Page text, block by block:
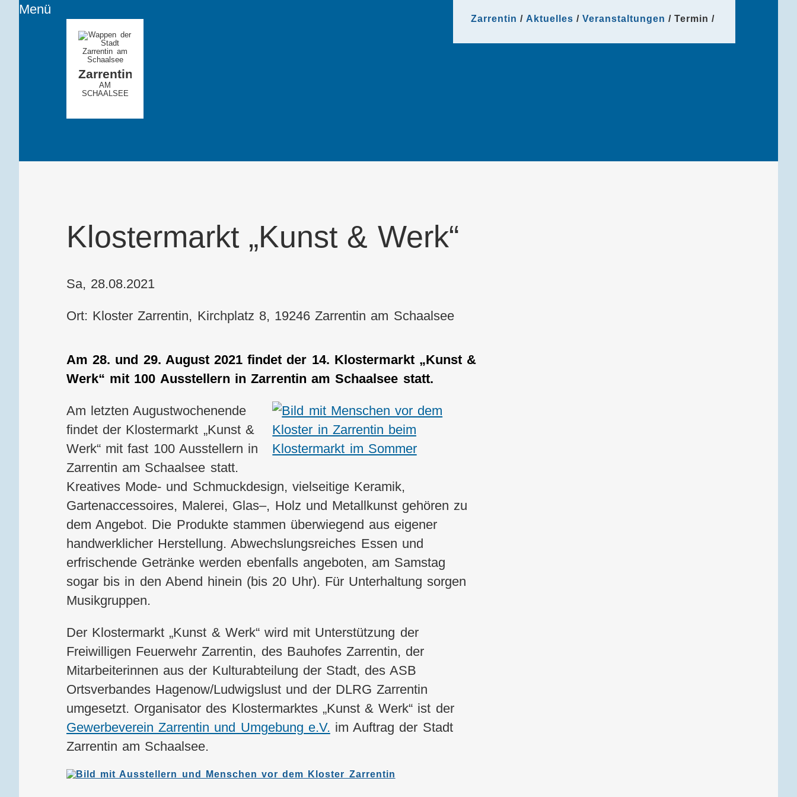
Menü
Zarrentin
AM
SCHAALSEE
Zarrentin Aktuelles Veranstaltungen Termin
Klostermarkt „Kunst & Werk“
Sa, 28.08.2021
Ort: Kloster Zarrentin, Kirchplatz 8, 19246 Zarrentin am Schaalsee
Am 28. und 29. August 2021 findet der 14. Klostermarkt „Kunst &
Werk“ mit 100 Ausstellern in Zarrentin am Schaalsee statt.
Am letzten Augustwochenende
findet der Klostermarkt „Kunst &
Werk“ mit fast 100 Ausstellern in
Zarrentin am Schaalsee statt.
Kreatives Mode- und Schmuckdesign, vielseitige Keramik,
Gartenaccessoires, Malerei, Glas–, Holz und Metallkunst gehören zu
dem Angebot. Die Produkte stammen überwiegend aus eigener
handwerklicher Herstellung. Abwechslungsreiches Essen und
erfrischende Getränke werden ebenfalls angeboten, am Samstag
sogar bis in den Abend hinein (bis 20 Uhr). Für Unterhaltung sorgen
Musikgruppen.
Der Klostermarkt „Kunst & Werk“ wird mit Unterstützung der
Freiwilligen Feuerwehr Zarrentin, des Bauhofes Zarrentin, der
Mitarbeiterinnen aus der Kulturabteilung der Stadt, des ASB
Ortsverbandes Hagenow/Ludwigslust und der DLRG Zarrentin
umgesetzt. Organisator des Klostermarktes „Kunst & Werk“ ist der
Gewerbeverein Zarrentin und Umgebung e.V. im Auftrag der Stadt
Zarrentin am Schaalsee.